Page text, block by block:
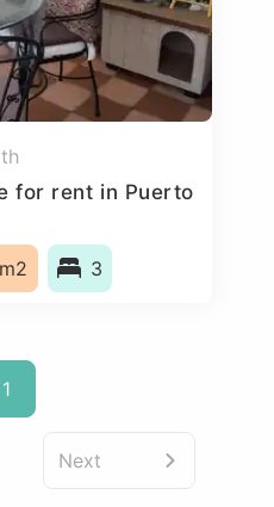
for rent in Puerto
3
1
Next